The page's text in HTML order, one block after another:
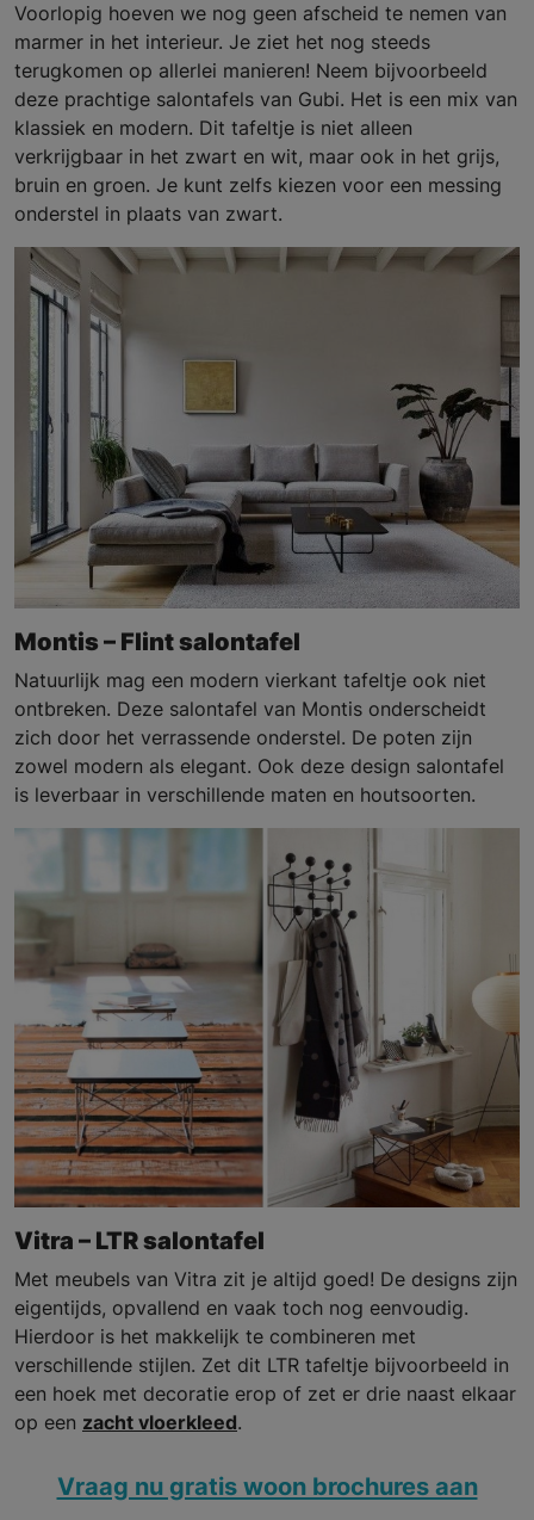
Voorlopig hoeven we nog geen afscheid te nemen van
marmer in het interieur. Je ziet het nog steeds
terugkomen op allerlei manieren! Neem bijvoorbeeld
deze prachtige salontafels van Gubi. Het is een mix van
klassiek en modern. Dit tafeltje is niet alleen
verkrijgbaar in het zwart en wit, maar ook in het grijs,
bruin en groen. Je kunt zelfs kiezen voor een messing
onderstel in plaats van zwart.
Montis – Flint salontafel
Natuurlijk mag een modern vierkant tafeltje ook niet
ontbreken. Deze salontafel van Montis onderscheidt
zich door het verrassende onderstel. De poten zijn
zowel modern als elegant. Ook deze design salontafel
is leverbaar in verschillende maten en houtsoorten.
Vitra – LTR salontafel
Met meubels van Vitra zit je altijd goed! De designs zijn
eigentijds, opvallend en vaak toch nog eenvoudig.
Hierdoor is het makkelijk te combineren met
verschillende stijlen. Zet dit LTR tafeltje bijvoorbeeld in
een hoek met decoratie erop of zet er drie naast elkaar
op een zacht vloerkleed.
Vraag nu gratis woon brochures aan